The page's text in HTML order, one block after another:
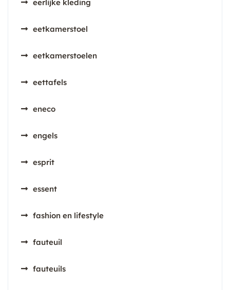
eerlijke kleding
eetkamerstoel
eetkamerstoelen
eettafels
eneco
engels
esprit
essent
fashion en lifestyle
fauteuil
fauteuils